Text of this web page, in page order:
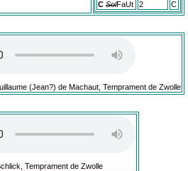
C SolFaUt 2 C
(Jean?) de Machaut, Temprament de Zwolle
Temprament de Zwolle